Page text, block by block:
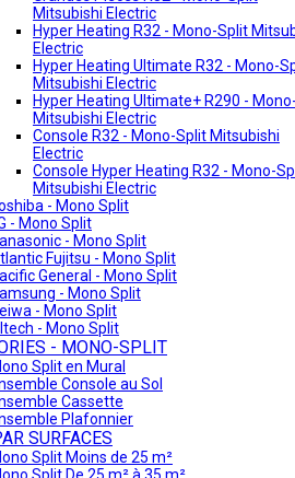
Mitsubishi Electric
Hyper Heating R32 - Mono-Split
Electric
Hyper Heating Ultimate R32 - Mono-
Mitsubishi Electric
Hyper Heating Ultimate+ R290 -
Mitsubishi Electric
Console R32 - Mono-Split Mitsubishi
Electric
Console Hyper Heating R32 - Mono-
Mitsubishi Electric
- Mono Split
- Mono Split
- Mono Split
Fujitsu - Mono Split
General - Mono Split
- Mono Split
- Mono Split
- Mono Split
- MONO-SPLIT
Split en Mural
Console au Sol
Cassette
Plafonnier
SURFACES
Split Moins de 25 m²